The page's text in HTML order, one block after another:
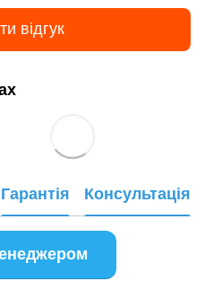
відгук
Гарантія Консультація